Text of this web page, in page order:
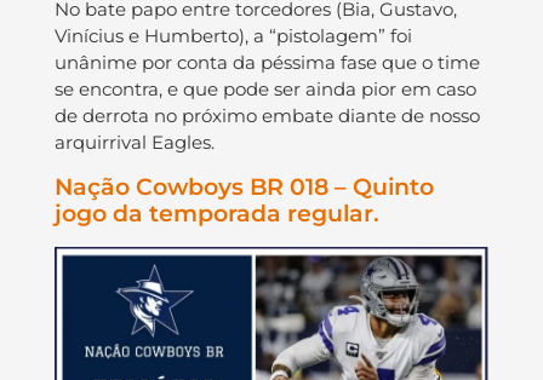
No bate papo entre torcedores (Bia, Gustavo,
Vinícius e Humberto), a “pistolagem” foi
unânime por conta da péssima fase que o time
se encontra, e que pode ser ainda pior em caso
de derrota no próximo embate diante de nosso
arquirrival Eagles.
Nação Cowboys BR 018 – Quinto
jogo da temporada regular.